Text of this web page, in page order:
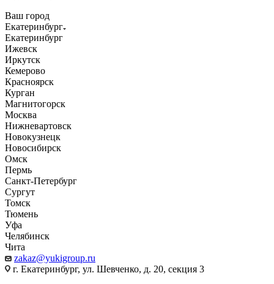
Ваш город
Екатеринбург
Екатеринбург
Ижевск
Иркутск
Кемерово
Красноярск
Курган
Магнитогорск
Москва
Нижневартовск
Новокузнецк
Новосибирск
Омск
Пермь
Санкт-Петербург
Сургут
Томск
Тюмень
Уфа
Челябинск
Чита
zakaz@yukigroup.ru
г. Екатеринбург, ул. Шевченко, д. 20, секция 3